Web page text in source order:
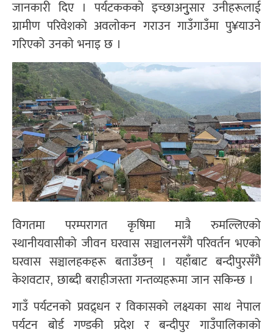
जानकारी दिए । पर्यटककको इच्छाअनुुसार उनीहरूलाई
ग्रामीण परिवेशको अवलोकन गराउन गाउँगाउँमा पु¥याउने
गरिएको उनको भनाइ छ ।
विगतमा परम्परागत कृषिमा मात्रै रुमल्लिएको
स्थानीयवासीको जीवन घरवास सञ्चालनसँगै परिवर्तन भएको
घरवास सञ्चालहकहरू बताउँछन् । यहाँबाट बन्दीपुरसँगै
केशवटार, छाब्दी बराहीजस्ता गन्तव्यहरूमा जान सकिन्छ ।
गाउँ पर्यटनको प्रवद्र्धन र विकासको लक्ष्यका साथ नेपाल
पर्यटन बोर्ड गण्डकी प्रदेश र बन्दीपुर गाउँपालिकाको